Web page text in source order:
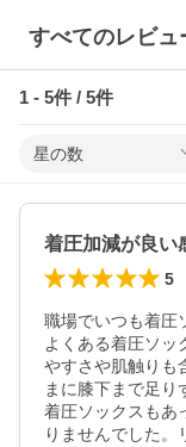
すべてのレビュ
1 - 5件 / 5件
星の数
着圧加減が良い
5
職場でいつも着圧
よくある着圧ソッ
やすさや肌触りも
まに膝下まで足り
着圧ソックスもあ
りませんでした。